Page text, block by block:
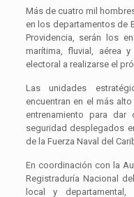
Más de cuatro mil
en los departamentos de
Providencia, serán los
marítima, fluvial, aérea
electoral a realizarse el
Las unidades
encuentran en el más
entrenamiento para
seguridad desplegados
de la Fuerza Naval del
En coordinación con la
Registraduría Nacional
local y